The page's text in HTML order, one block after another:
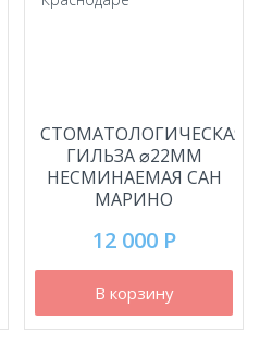
СТОМАТОЛОГИЧЕСКАЯ
ГИЛЬЗА ⌀22ММ
НЕСМИНАЕМАЯ САН
МАРИНО
12 000 Р
В корзину